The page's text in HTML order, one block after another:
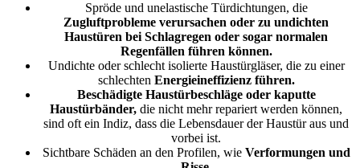
Spröde und unelastische Türdichtungen, die
Zugluftprobleme verursachen oder zu undichten
Haustüren bei Schlagregen oder sogar normalen
Regenfällen führen können.
Undichte oder schlecht isolierte Haustürgläser, die zu einer
schlechten Energieineffizienz führen.
Beschädigte Haustürbeschläge oder kaputte
Haustürbänder, die nicht mehr repariert werden können,
sind oft ein Indiz, dass die Lebensdauer der Haustür aus und
vorbei ist.
Sichtbare Schäden an den Profilen, wie Verformungen und